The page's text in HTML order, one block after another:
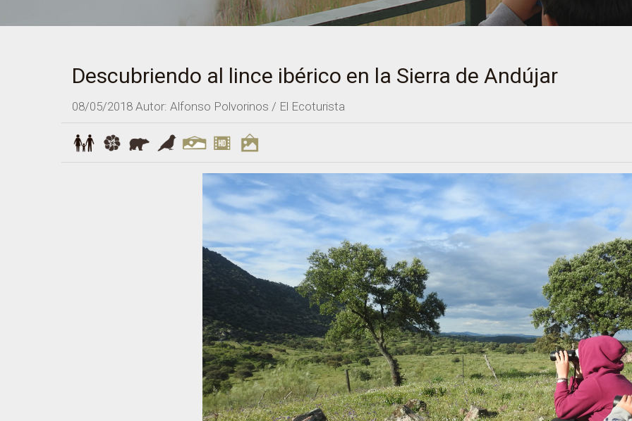
Descubriendo al lince ibérico en la Sierra de Andújar
08/05/2018 Autor: Alfonso Polvorinos / El Ecoturista